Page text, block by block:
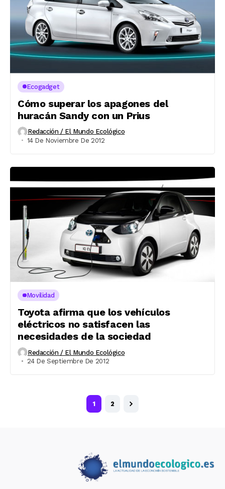
Ecogadget
Cómo superar los apagones del
huracán Sandy con un Prius
Redacción / El Mundo Ecológico
14 De Noviembre De 2012
Movilidad
Toyota afirma que los vehículos
eléctricos no satisfacen las
necesidades de la sociedad
Redacción / El Mundo Ecológico
24 De Septiembre De 2012
1 2